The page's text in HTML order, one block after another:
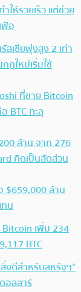
ให้รวยเร็ว แต่ช่วย
ฟ้อ
สเซียพุ่งสูง 2 เท่า
ฎใหม่เริ่มใช้
ที่ขาย Bitcoin
BTC ทะลุ
ล้าน จาก 276
คิดเป็นสัดส่วน
$659,000 ล้าน
น
เพิ่ม 234
BTC
งดีสำหรับสหรัฐฯ”
อลลาร์